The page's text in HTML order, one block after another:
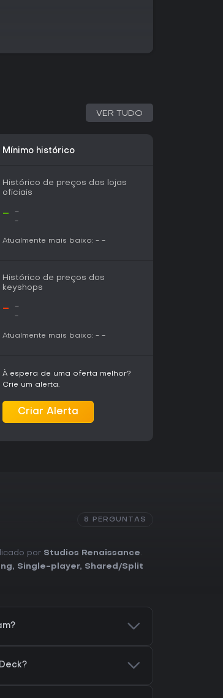
te conquistam, vale
VER TUDO
Mínimo histórico
Histórico de preços das lojas
oficiais
- -
-
Atualmente mais baixo: - -
Histórico de preços dos
keyshops
- -
-
Atualmente mais baixo: - -
À espera de uma oferta melhor?
Crie um alerta.
Criar Alerta
8 PERGUNTAS
por Studios Renaissance.
, Single-player, Shared/Split